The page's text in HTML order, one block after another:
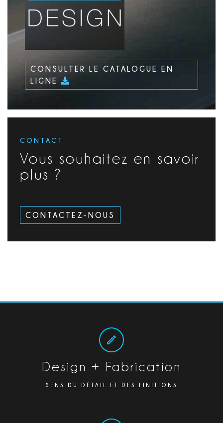
CONSULTER LE CATALOGUE EN
LIGNE
CONTACT
Vous souhaitez en savoir
plus ?
CONTACTEZ-NOUS
Design + Fabrication
SENS DU DÉTAIL ET DES FINITIONS